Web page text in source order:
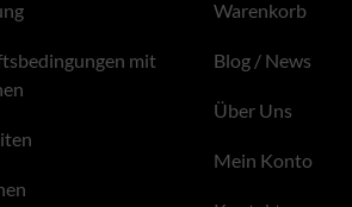
mit
Warenkorb
Blog / News
Über Uns
Mein Konto